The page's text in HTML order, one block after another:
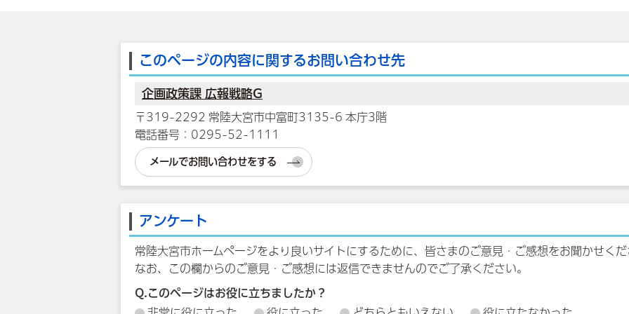
このページの内容に関するお問い合わせ先
企画政策課 広報戦略G
〒319-2292 常陸大宮市中富町3135-6 本庁3階
電話番号：0295-52-1111
メールでお問い合わせをする
アンケート
常陸大宮市ホームページをより良いサイトにするために、皆さまのご意見・ご感想をお聞かせく
なお、この欄からのご意見・ご感想には返信できませんのでご了承ください。
Q.このページはお役に立ちましたか？